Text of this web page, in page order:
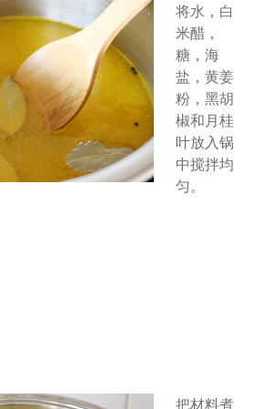
将水，白
米醋，
糖，海
盐，黄姜
粉，黑胡
椒和月桂
叶放入锅
中搅拌均
匀。
把材料煮